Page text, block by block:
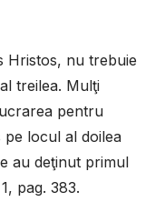
Hristos, nu trebuie
treilea. Mulţi
pentru
locul al doilea
au deţinut primul
pag. 383.